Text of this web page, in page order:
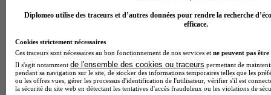
Diplomeo utilise des traceurs et d’autres données pour rendre la recherche
efficace.
Cookies strictement nécessaires
Ces traceurs sont nécessaires au bon fonctionnement de nos services et ne peuvent pas être
Il s'agit notamment de l'ensemble des cookies ou traceurs permettant de
pendant sa navigation sur le site, de stocker des informations temporaires telles que les
ou les offres vues, gérer les processus d'identification de l'utilisateur, vérifier s'il est
la sécurité du site web en détectant les tentatives d'accès frauduleux ou les violations de